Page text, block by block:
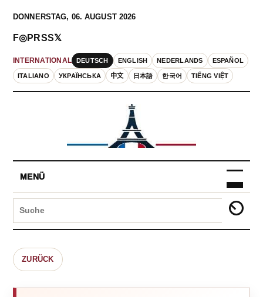
DONNERSTAG, 06. AUGUST 2026
INTERNATIONAL DEUTSCH ENGLISH NEDERLANDS ESPAÑOL
ITALIANO УКРАЇНСЬКА 中文 日本語 한국어 TIẾNG VIỆT
F◎PRSS𝕏
MENÜ
ZURÜCK